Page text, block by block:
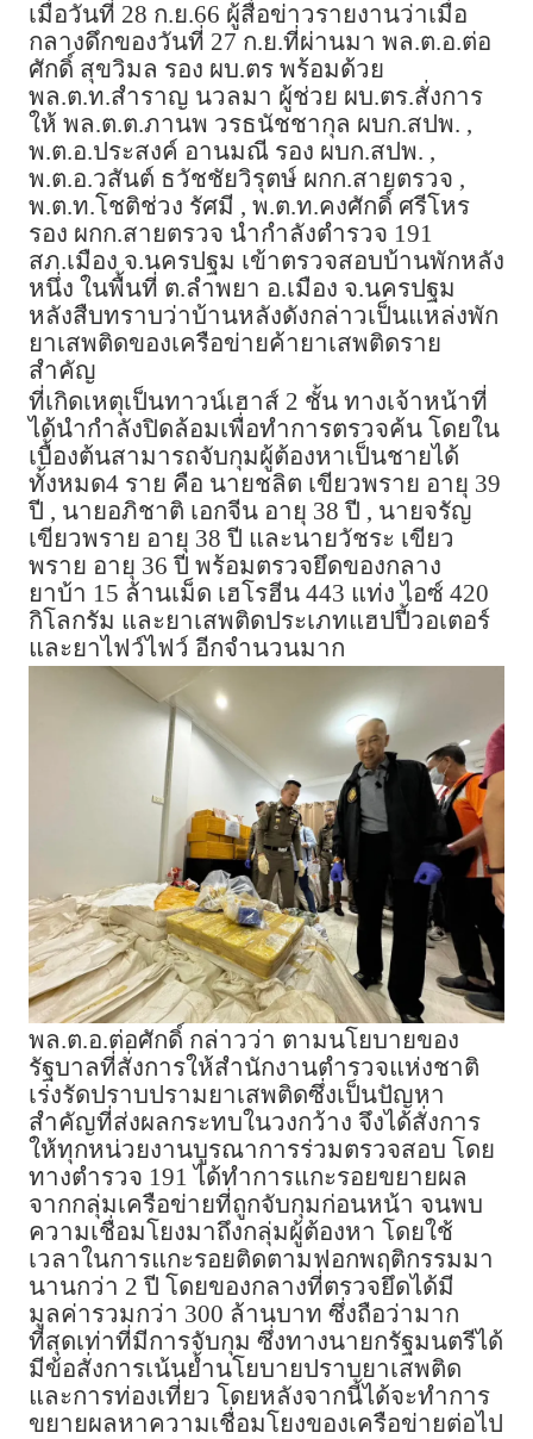
เมื่อวันที่ 28 ก.ย.66 ผู้สื่อข่าวรายงานว่าเมื่อ
กลางดึกของวันที่ 27 ก.ย.ที่ผ่านมา พล.ต.อ.ต่อ
ศักดิ์ สุขวิมล รอง ผบ.ตร พร้อมด้วย
พล.ต.ท.สำราญ นวลมา ผู้ช่วย ผบ.ตร.สั่งการ
ให้ พล.ต.ต.ภานพ วรธนัชชากุล ผบก.สปพ. ,
พ.ต.อ.ประสงค์ อานมณี รอง ผบก.สปพ. ,
พ.ต.อ.วสันต์ ธวัชชัยวิรุตษ์ ผกก.สายตรวจ ,
พ.ต.ท.โชติช่วง รัศมี , พ.ต.ท.คงศักดิ์ ศรีโหร
รอง ผกก.สายตรวจ นำกำลังตำรวจ 191
สภ.เมือง จ.นครปฐม เข้าตรวจสอบบ้านพักหลัง
หนึ่ง ในพื้นที่ ต.ลำพยา อ.เมือง จ.นครปฐม
หลังสืบทราบว่าบ้านหลังดังกล่าวเป็นแหล่งพัก
ยาเสพติดของเครือข่ายค้ายาเสพติดราย
สำคัญ
ที่เกิดเหตุเป็นทาวน์เฮาส์ 2 ชั้น ทางเจ้าหน้าที่
ได้นำกำลังปิดล้อมเพื่อทำการตรวจค้น โดยใน
เบื้องต้นสามารถจับกุมผู้ต้องหาเป็นชายได้
ทั้งหมด4 ราย คือ นายชลิต เขียวพราย อายุ 39
ปี , นายอภิชาติ เอกจีน อายุ 38 ปี , นายจรัญ
เขียวพราย อายุ 38 ปี และนายวัชระ เขียว
พราย อายุ 36 ปี พร้อมตรวจยึดของกลาง
ยาบ้า 15 ล้านเม็ด เฮโรฮีน 443 แท่ง ไอซ์ 420
กิโลกรัม และยาเสพติดประเภทแฮปปี้วอเตอร์
และยาไฟว์ไฟว์ อีกจำนวนมาก
พล.ต.อ.ต่อศักดิ์ กล่าวว่า ตามนโยบายของ
รัฐบาลที่สั่งการให้สำนักงานตำรวจแห่งชาติ
เร่งรัดปราบปรามยาเสพติดซึ่งเป็นปัญหา
สำคัญที่ส่งผลกระทบในวงกว้าง จึงได้สั่งการ
ให้ทุกหน่วยงานบูรณาการร่วมตรวจสอบ โดย
ทางตำรวจ 191 ได้ทำการแกะรอยขยายผล
จากกลุ่มเครือข่ายที่ถูกจับกุมก่อนหน้า จนพบ
ความเชื่อมโยงมาถึงกลุ่มผู้ต้องหา โดยใช้
เวลาในการแกะรอยติดตามฟอกพฤติกรรมมา
นานกว่า 2 ปี โดยของกลางที่ตรวจยึดได้มี
มูลค่ารวมกว่า 300 ล้านบาท ซึ่งถือว่ามาก
ที่สุดเท่าที่มีการจับกุม ซึ่งทางนายกรัฐมนตรีได้
มีข้อสั่งการเน้นย้ำนโยบายปราบยาเสพติด
และการท่องเที่ยว โดยหลังจากนี้ได้จะทำการ
ขยายผลหาความเชื่อมโยงของเครือข่ายต่อไป